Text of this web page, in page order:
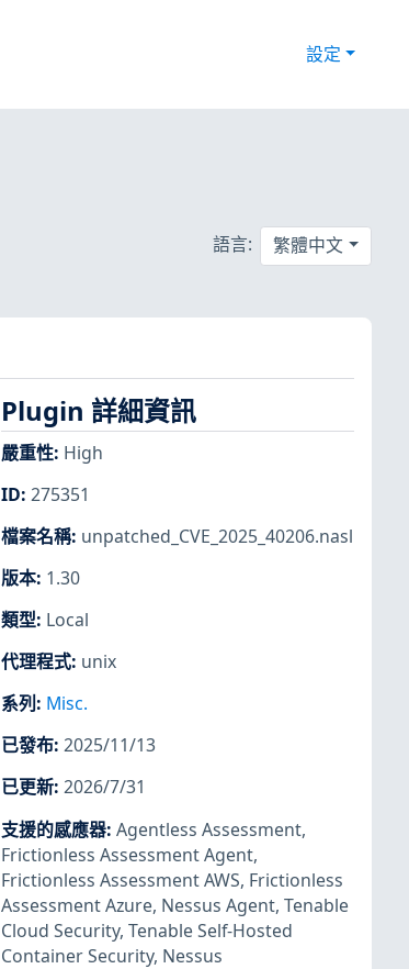
設定
語言: 繁體中文
Plugin 詳細資訊
嚴重性: High
ID: 275351
檔案名稱: unpatched_CVE_2025_40206.nasl
版本: 1.30
類型: Local
代理程式: unix
系列 : Misc.
已發布: 2025/11/13
已更新: 2026/7/31
支援的感應器: Agentless Assessment,
Frictionless Assessment Agent,
Frictionless Assessment AWS, Frictionless
Assessment Azure, Nessus Agent, Tenable
Cloud Security, Tenable Self-Hosted
Container Security, Nessus